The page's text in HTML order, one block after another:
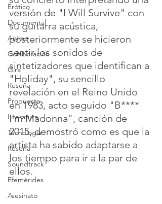
Erótico
Documental
Anime
Colaboración
Gira
Reseña
Propuesta
Literatura
Tecnología
Reseña
Soundtrack
Efemérides
Asesinato
versión de "I Will Survive" con
su guitarra acústica,
posteriormente se hicieron
sentir los sonidos de
sintetizadores que identifican a
"Holiday", su sencillo
revelación en el Reino Unido
en 1983, acto seguido "B****
I'm Madonna", canción de
2015, demostró como es que la
artista ha sabido adaptarse a
los tiempo para ir a la par de
ellos.